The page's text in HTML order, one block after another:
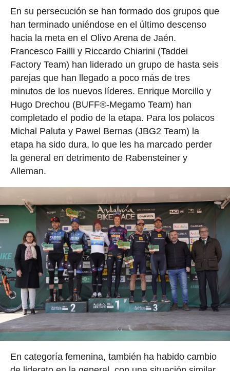
En su persecución se han formado dos grupos que
han terminado uniéndose en el último descenso
hacia la meta en el Olivo Arena de Jaén.
Francesco Failli y Riccardo Chiarini (Taddei
Factory Team) han liderado un grupo de hasta seis
parejas que han llegado a poco más de tres
minutos de los nuevos líderes. Enrique Morcillo y
Hugo Drechou (BUFF®-Megamo Team) han
completado el podio de la etapa. Para los polacos
Michal Paluta y Pawel Bernas (JBG2 Team) la
etapa ha sido dura, lo que les ha marcado perder
la general en detrimento de Rabensteiner y
Alleman.
En categoría femenina, también ha habido cambio